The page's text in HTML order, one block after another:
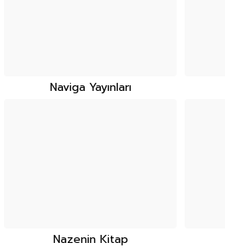
Naviga Yayınları
Nazenin Kitap